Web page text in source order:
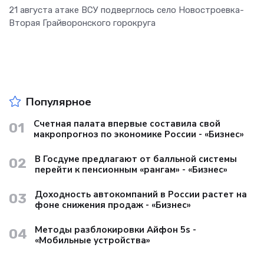
21 августа атаке ВСУ подверглось село Новостроевка-
Вторая Грайворонского горокруга
Популярное
01
Счетная палата впервые составила свой
макропрогноз по экономике России - «Бизнес»
02
В Госдуме предлагают от балльной системы
перейти к пенсионным «рангам» - «Бизнес»
03
Доходность автокомпаний в России растет на
фоне снижения продаж - «Бизнес»
04
Методы разблокировки Айфон 5s -
«Мобильные устройства»